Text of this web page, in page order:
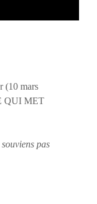
(10 mars
QUI MET
pas